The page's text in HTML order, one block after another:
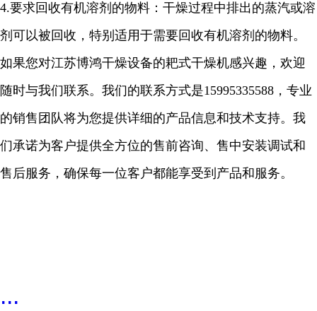
4.要求回收有机溶剂的物料：干燥过程中排出的蒸汽或溶
剂可以被回收，特别适用于需要回收有机溶剂的物料。
如果您对江苏博鸿干燥设备的耙式干燥机感兴趣，欢迎
随时与我们联系。我们的联系方式是15995335588 ，专业
的销售团队将为您提供详细的产品信息和技术支持。我
们承诺为客户提供全方位的售前咨询、售中安装调试和
售后服务，确保每一位客户都能享受到产品和服务。
...